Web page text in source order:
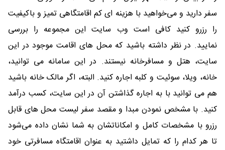
سفر دارید و می‌خواهید با هزینه ای کم اقامتگاهی تمیز و باکیفیت
را رزرو کنید کافی است وب سایت این مجموعه را بررسی
نمایید. در نظر داشته باشید که محل های اقامت موجود در این
سایت، هتل و مسافرخانه نیستند. در این سامانه می توانید،
خانه، ویلا، سوئیت و کلبه اجاره کنید. البته، اگر مالک خانه باشید
هم می توانید با به اجاره گذاشتن آن در این سایت، کسب درآمد
کنید. با مشخص نمودن مبدا و مقصد سفر لیست محل های قابل
رزرو با مشخصات کامل و امکاناتشان به شما نشان داده می‌شود
تا هر کدام را که تمایل داشتید به عنوان اقامتگاه مسافرتی خود